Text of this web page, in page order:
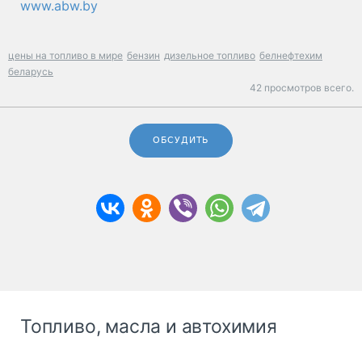
www.abw.by
цены на топливо в мире бензин дизельное топливо белнефтехим
беларусь
42 просмотров всего.
ОБСУДИТЬ
Топливо, масла и автохимия